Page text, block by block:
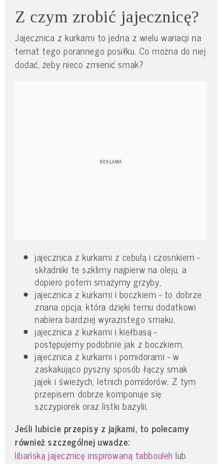
Z czym zrobić jajecznicę?
Jajecznica z kurkami to jedna z wielu wariacji na
temat tego porannego posiłku. Co można do niej
dodać, żeby nieco zmienić smak?
jajecznica z kurkami z cebulą i czosnkiem -
składniki te szklimy najpierw na oleju, a
dopiero potem smażymy grzyby,
jajecznica z kurkami i boczkiem - to dobrze
znana opcja, która dzięki temu dodatkowi
nabiera bardziej wyrazistego smaku,
jajecznica z kurkami i kiełbasą -
postępujemy podobnie jak z boczkiem,
jajecznica z kurkami i pomidorami - w
zaskakująco pyszny sposób łączy smak
jajek i świeżych, letnich pomidorów. Z tym
przepisem dobrze komponuje się
szczypiorek oraz listki bazylii.
Jeśli lubicie przepisy z jajkami, to polecamy
również szczególnej uwadze:
libańską jajecznicę inspirowaną tabbouleh lub